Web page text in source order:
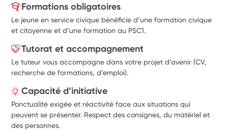
à la préparation du matériel nécessaire à l'activité puis à
la remise en état des locaux et du matériel servant
directement aux élèves ;
écolier dans une activité avec un enseignant, sous sa
responsabilité ;
Participer à la gestion des bibliothèques (BCD) - assister
du prêt ;
Aider un enfant en situation de handicap, qu'il soit
accompagné ou non d'une AESH.
Formations obligatoires
Le jeune en service civique bénéficie d’une formation civique
et citoyenne et d’une formation au PSC1.
Tutorat et accompagnement
Le tuteur vous accompagne dans votre projet d’avenir (CV,
recherche de formations, d’emploi).
Capacité d’initiative
Ponctualité exigée et réactivité face aux situations qui
peuvent se présenter. Respect des consignes, du matériel et
des personnes.